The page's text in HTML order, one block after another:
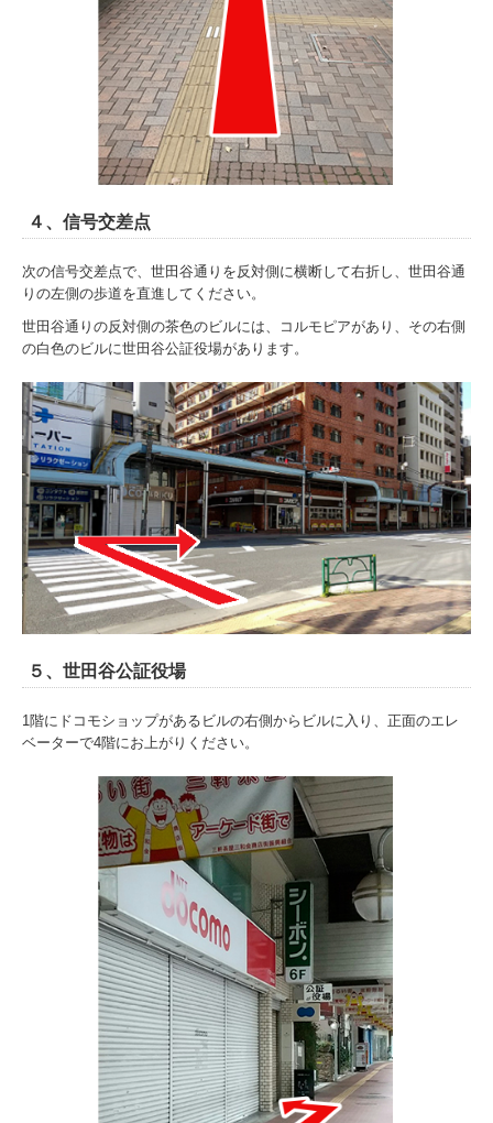
４、信号交差点
次の信号交差点で、世田谷通りを反対側に横断して右折し、世田谷通
りの左側の歩道を直進してください。
世田谷通りの反対側の茶色のビルには、コルモピアがあり、その右側
の白色のビルに世田谷公証役場があります。
５、世田谷公証役場
1階にドコモショップがあるビルの右側からビルに入り、正面のエレ
ベーターで4階にお上がりください。